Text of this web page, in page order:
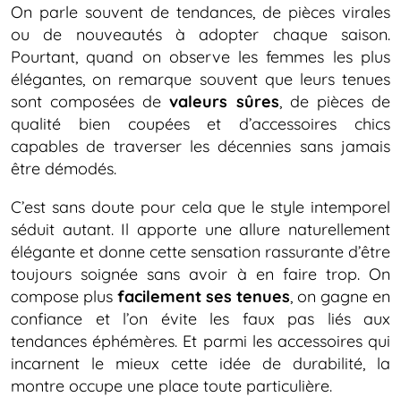
On parle souvent de tendances, de pièces virales
ou de nouveautés à adopter chaque saison.
Pourtant, quand on observe les femmes les plus
élégantes, on remarque souvent que leurs tenues
sont composées devaleurs sûres , de pièces de
qualité bien coupées et d’accessoires chics
capables de traverser les décennies sans jamais
être démodés.
C’est sans doute pour cela que le style intemporel
séduit autant. Il apporte une allure naturellement
élégante et donne cette sensation rassurante d’être
toujours soignée sans avoir à en faire trop. On
compose plus facilement ses tenues , on gagne en
confiance et l’on évite les faux pas liés aux
tendances éphémères. Et parmi les accessoires qui
incarnent le mieux cette idée de durabilité, la
montre occupe une place toute particulière.